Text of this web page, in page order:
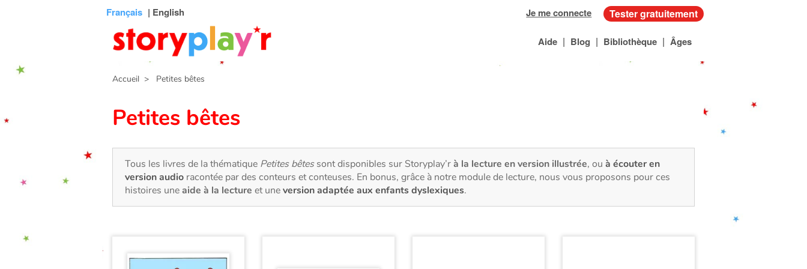
Français | English Je me connecte Tester gratuitement
Aide | Blog | Bibliothèque | Âges
Accueil > Petites bêtes
Petites bêtes
Tous les livres de la thématique Petites bêtessont disponibles sur Storyplay’rà la lecture en version illustrée, ou à écouter en
version audio racontée par des conteurs et conteuses. En bonus, grâce à notre module de lecture, nous vous proposons pour ces
histoires uneaide à la lecture et uneversion adaptée aux enfants dyslexiques.